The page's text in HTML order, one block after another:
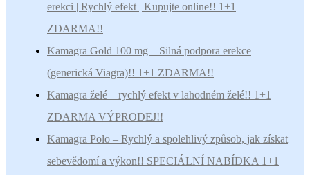
erekci | Rychlý efekt | Kupujte online!! 1+1
ZDARMA!!
Kamagra Gold 100 mg – Silná podpora erekce
(generická Viagra)!! 1+1 ZDARMA!!
Kamagra želé – rychlý efekt v lahodném želé!! 1+1
ZDARMA VÝPRODEJ!!
Kamagra Polo – Rychlý a spolehlivý způsob, jak získat
sebevědomí a výkon!! SPECIÁLNÍ NABÍDKA 1+1